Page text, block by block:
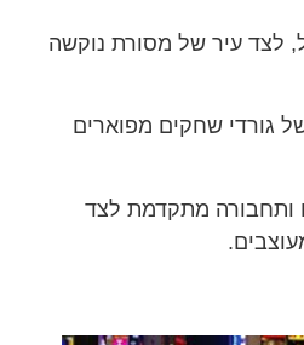
לצד עיר של מסורת נוקשה
גורדי שחקים מפוארים
ותחבורה מתקדמת לצד